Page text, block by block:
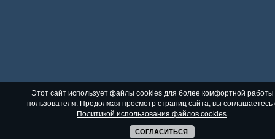
Этот сайт использует файлы cookies для более комфортной работы
пользователя. Продолжая просмотр страниц сайта, вы соглашаетесь
Политикой использования файлов cookies
СОГЛАСИТЬСЯ